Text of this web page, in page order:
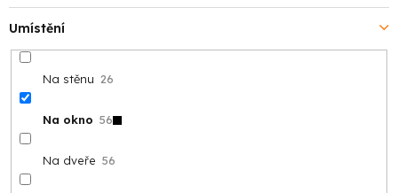
Umístění
Na stěnu 26
Na okno 56
Na dveře 56